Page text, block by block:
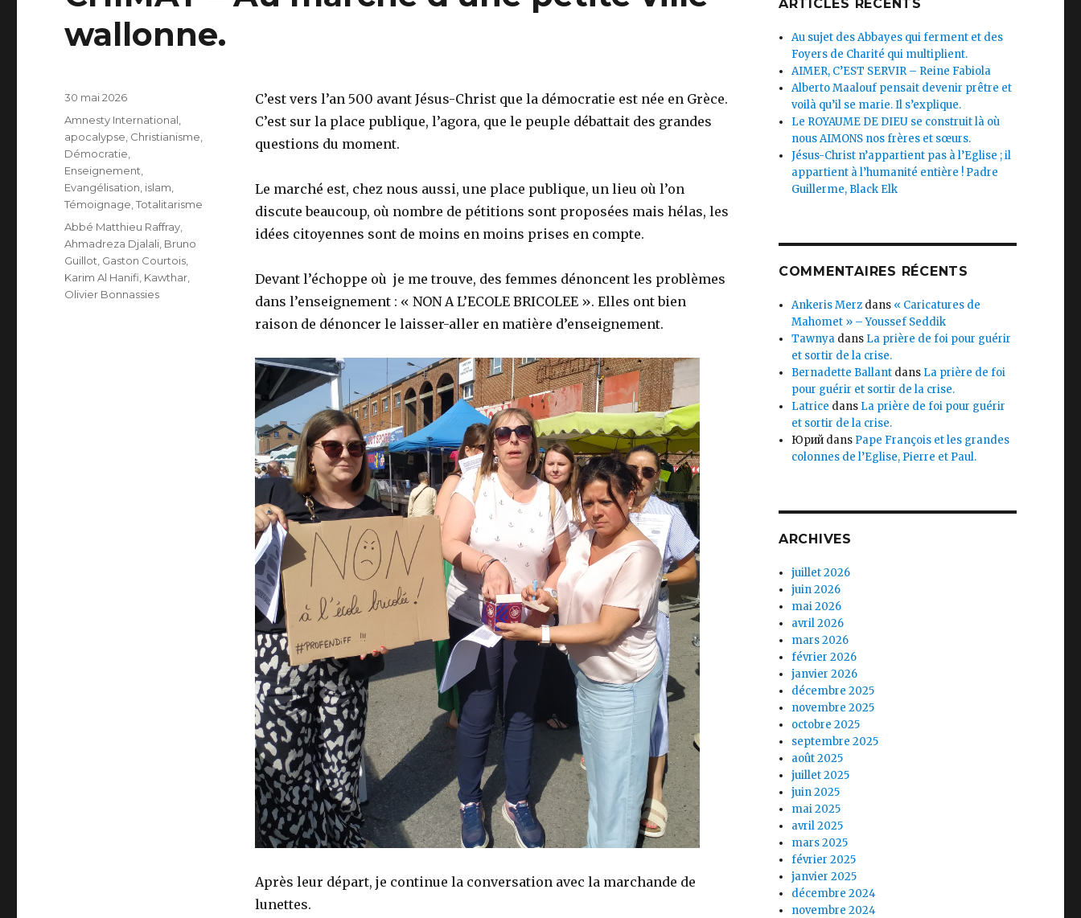
wallonne.
C’est vers l’an 500 avant Jésus-Christ que la démocratie est née en Grèce.
C’est sur la place publique, l’agora, que le peuple débattait des grandes
questions du moment.
Le marché est, chez nous aussi, une place publique, un lieu où l’on
discute beaucoup, où nombre de pétitions sont proposées mais hélas, les
idées citoyennes sont de moins en moins prises en compte.
Devant l’échoppe où je me trouve, des femmes dénoncent les problèmes
dans l’enseignement : « NON A L’ECOLE BRICOLEE ». Elles ont bien
raison de dénoncer le laisser-aller en matière d’enseignement.
Après leur départ, je continue la conversation avec la marchande de
lunettes.
Publié
30 mai 2026
Catégories
Amnesty International
apocalypse Christianisme
Démocratie
Enseignement
Evangélisation islam
Témoignage ,Totalitarisme
Étiquettes
Abbé Matthieu Raffray
Ahmadreza Djalali Bruno
Guillot Gaston Courtois
Karim Al Hanifi Kawthar
Olivier Bonnassies
ARTICLES RÉCENTS
Au sujet des Abbayes qui ferment et des
Foyers de Charité qui multiplient.
AIMER, C’EST SERVIR – Reine Fabiola
Alberto Maalouf pensait devenir prêtre et
voilà qu’il se marie. Il s’explique.
Le ROYAUME DE DIEU se construit là où
nous AIMONS nos frères et sœurs.
Jésus-Christ n’appartient pas à l’Eglise ; il
appartient à l’humanité entière ! Padre
Guillerme, Black Elk
COMMENTAIRES RÉCENTS
Ankeris Merz dans « Caricatures de
Mahomet » – Youssef Seddik
Tawnya dans La prière de foi pour guérir
et sortir de la crise.
Bernadette Ballant dans La prière de foi
pour guérir et sortir de la crise.
Latrice dans La prière de foi pour guérir
et sortir de la crise.
Юрий dans Pape François et les grandes
colonnes de l’Eglise, Pierre et Paul.
ARCHIVES
juillet 2026
juin 2026
mai 2026
avril 2026
mars 2026
février 2026
janvier 2026
décembre 2025
novembre 2025
octobre 2025
septembre 2025
août 2025
juillet 2025
juin 2025
mai 2025
avril 2025
mars 2025
février 2025
janvier 2025
décembre 2024
novembre 2024